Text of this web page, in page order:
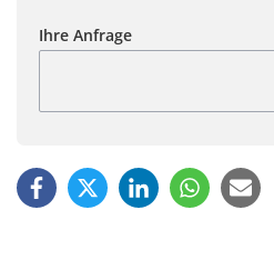
Ihre Anfrage